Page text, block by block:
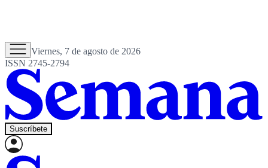
Viernes, 7 de agosto de 2026
ISSN 2745-2794
Suscríbete